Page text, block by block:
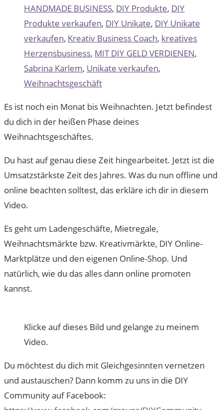
HANDMADE BUSINESS, DIY Produkte, DIY
Produkte verkaufen, DIY Unikate, DIY Unikate
verkaufen, Kreativ Business Coach, kreatives
Herzensbusiness, MIT DIY GELD VERDIENEN,
Sabrina Karlem, Unikate verkaufen,
Weihnachtsgeschäft
Es ist noch ein Monat bis Weihnachten. Jetzt befindest
du dich in der heißen Phase deines
Weihnachtsgeschäftes.
Du hast auf genau diese Zeit hingearbeitet. Jetzt ist die
Umsatzstärkste Zeit des Jahres. Was du nun offline und
online beachten solltest, das erkläre ich dir in diesem
Video.
Es geht um Ladengeschäfte, Mietregale,
Weihnachtsmärkte bzw. Kreativmärkte, DIY Online-
Marktplätze und den eigenen Online-Shop. Und
natürlich, wie du das alles dann online promoten
kannst.
Klicke auf dieses Bild und gelange zu meinem
Video.
Du möchtest du dich mit Gleichgesinnten vernetzen
und austauschen? Dann komm zu uns in die DIY
Community auf Facebook: